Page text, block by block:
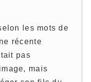
les mots de
récente
pas
mais